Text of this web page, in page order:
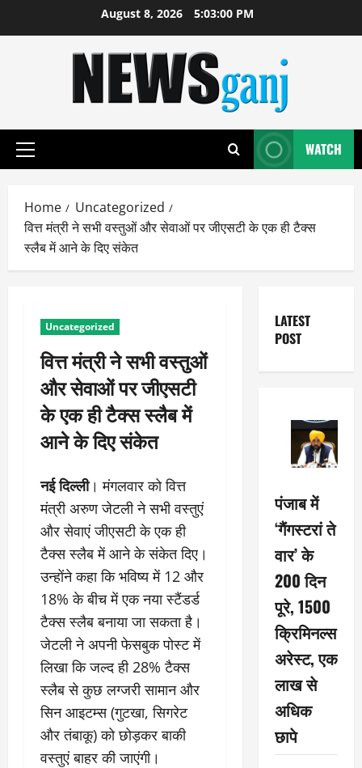
August 8, 2026 5:03:00 PM
Primary
WATCH
Home
Uncategorized
वित्त मंत्री ने सभी वस्तुओं और सेवाओं पर जीएसटी के एक ही टैक्स
स्लैब में आने के दिए संकेत
Uncategorized
वित्त मंत्री ने सभी वस्तुओं
और सेवाओं पर जीएसटी
के एक ही टैक्स स्लैब में
आने के दिए संकेत
नई दिल्ली। मंगलवार को वित्त
मंत्री अरुण जेटली ने सभी वस्तुएं
और सेवाएं जीएसटी के एक ही
टैक्स स्लैब में आने के संकेत दिए।
उन्होंने कहा कि भविष्य में 12 और
18% के बीच में एक नया स्टैंडर्ड
टैक्स स्लैब बनाया जा सकता है।
जेटली ने अपनी फेसबुक पोस्ट में
लिखा कि जल्द ही 28% टैक्स
स्लैब से कुछ लग्जरी सामान और
सिन आइटम्स (गुटखा, सिगरेट
और तंबाकू) को छोड़कर बाकी
वस्तुएं बाहर की जाएंगी।
LATEST
POST
पंजाब में
‘गैंगस्टरां ते
वार’ के
200 दिन
पूरे, 1500
क्रिमिनल्स
अरेस्ट, एक
लाख से
अधिक
छापे